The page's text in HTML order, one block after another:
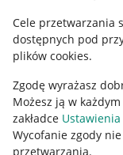
Cele przetwarzania
dostępnych pod
plików cookies.
Zgodę wyrażasz
Możesz ją w
zakładce
Wycofanie zgody
przetwarzania.
Udostępnianie
Informacje dla Aktu
Pobierz aplikację